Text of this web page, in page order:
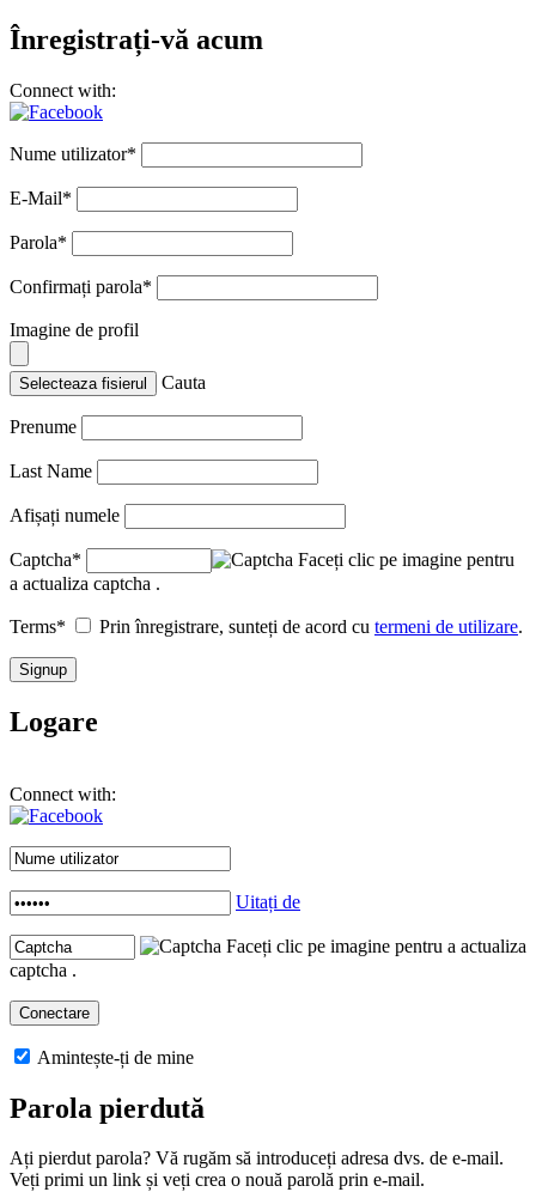
Înregistrați-vă acum
Connect with:
Nume utilizator*
E-Mail*
Parola*
Confirmați parola*
Imagine de profil
Selecteaza fisierul Cauta
Prenume
Last Name
Afișați numele
Captcha*
Faceți clic pe imagine pentru
a actualiza captcha .
Terms* Prin înregistrare, sunteți de acord cu termeni de utilizare.
Logare
Connect with:
Uitați de
Faceți clic pe imagine pentru a actualiza
captcha .
Amintește-ți de mine
Parola pierdută
Ați pierdut parola? Vă rugăm să introduceți adresa dvs. de e-mail.
Veți primi un link și veți crea o nouă parolă prin e-mail.